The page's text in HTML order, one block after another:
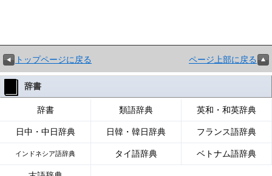
トップページに戻る ページ上部に戻る
辞書
辞書 類語辞典 英和・和英辞典
日中・中日辞典 日韓・韓日辞典 フランス語辞典
インドネシア語辞典 タイ語辞典 ベトナム語辞典